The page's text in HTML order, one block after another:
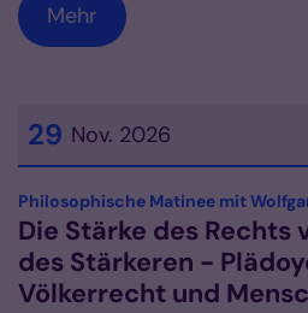
Mehr
29 Nov. 2026
Datum: 29. November 2026
Philosophische Matinee mit
Die Stärke des Rechts
des Stärkeren -
Völkerrecht und